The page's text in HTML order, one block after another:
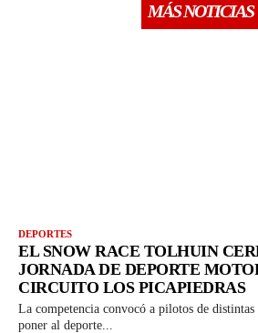
MÁS NOTICIAS
DEPORTES
EL SNOW RACE TOLHUIN
JORNADA DE DEPORTE
CIRCUITO LOS PICAPIEDRAS
La competencia convocó a pilotos de
poner al deporte...